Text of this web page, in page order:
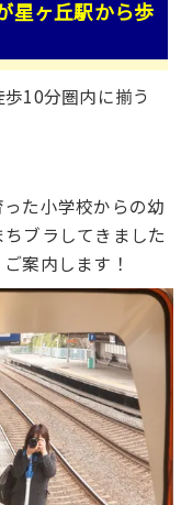
星ヶ丘駅から歩
10分圏内に揃う
た小学校からの幼
ブラしてきました
案内します！